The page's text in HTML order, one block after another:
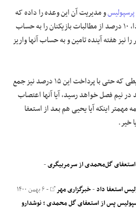
پرسپولیسو مدیریت آن این وعده را داده که
طی ساعات آتی و نهایت تا فردا، ۱۰ درصد از مطالبات بازیکنان را به حساب
و ۵ درصد دیگر را نیز هفته آینده تامین و به حساب آنها واریز
باید دید با این وعده و در شرایطی که حتی با پرداخت این ۱۵ درصد نیز جمع
بازیکنان به ۳۵ درصد در نیم فصل خواهد رسید، آیا آنها اعتصاب
اینکه آیا یحیی هم بعد از استعفا
خیر.
گل‌محمدی از سرمربیگری-
استعفا داد-خبرگزاری مهر - ۶ بهمن ۱۴۰۰
پس از استعفای گل محمدی ؛ نوشدارو